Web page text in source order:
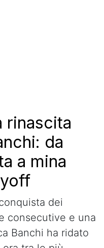
rinascita
da
a mina
dei
consecutive e una
Banchi ha ridato